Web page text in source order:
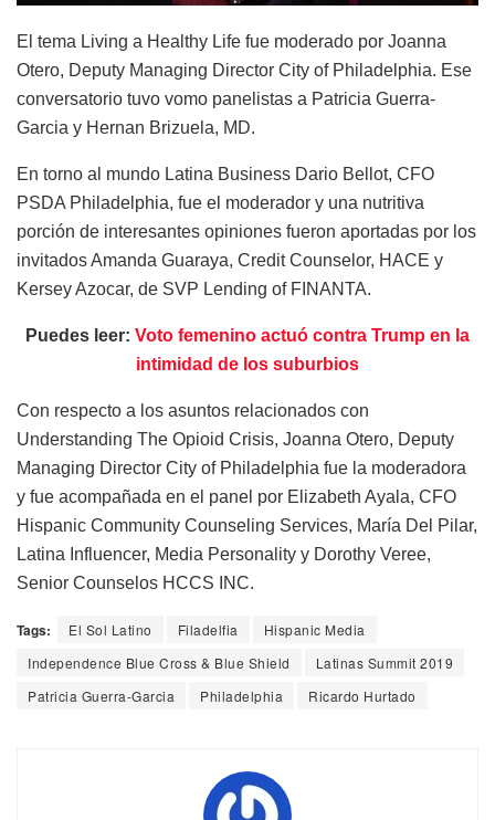
El tema Living a Healthy Life fue moderado por Joanna
Otero, Deputy Managing Director City of Philadelphia. Ese
conversatorio tuvo vomo panelistas a Patricia Guerra-
Garcia y Hernan Brizuela, MD.
En torno al mundo Latina Business Dario Bellot, CFO
PSDA Philadelphia, fue el moderador y una nutritiva
porción de interesantes opiniones fueron aportadas por los
invitados Amanda Guaraya, Credit Counselor, HACE y
Kersey Azocar, de SVP Lending of FINANTA.
Puedes leer: Voto femenino actuó contra Trump en la
intimidad de los suburbios
Con respecto a los asuntos relacionados con
Understanding The Opioid Crisis, Joanna Otero, Deputy
Managing Director City of Philadelphia fue la moderadora
y fue acompañada en el panel por Elizabeth Ayala, CFO
Hispanic Community Counseling Services, María Del Pilar,
Latina Influencer, Media Personality y Dorothy Veree,
Senior Counselos HCCS INC.
Tags: El Sol Latino Filadelfia
Hispanic Media
Independence Blue Cross & Blue Shield
Latinas Summit 2019
Patricia Guerra-Garcia
Philadelphia Ricardo Hurtado